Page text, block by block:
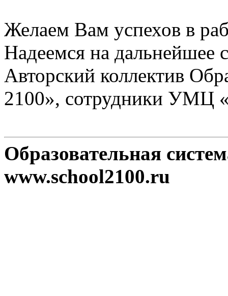
Желаем Вам успехов в
Надеемся на дальнейшее
Авторский коллектив
2100», сотрудники УМЦ
Образовательная
www.school2100.ru